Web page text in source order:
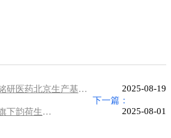
【公司新闻】铭研医药北京生产基地建设启动，聚焦纳米肿瘤药产业化
2025-08-19
下一篇：
【公司新闻】铭研医药旗下韵荷生物布局北京副中心AI+生物医药赛道
2025-08-01